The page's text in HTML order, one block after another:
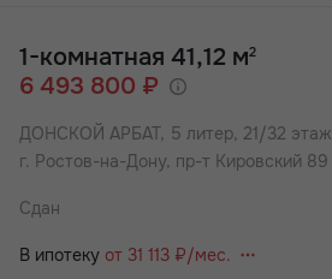
1-комнатная 41,12 м2
6 493 800 ₽
ДОНСКОЙ АРБАТ, 5 литер, 21/32 этаж
г. Ростов-на-Дону, пр-т Кировский 89
Сдан
В ипотеку от 31 113 ₽/мес.